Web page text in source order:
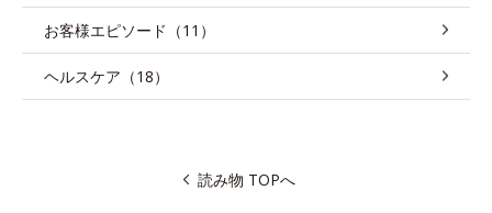
お客様エピソード（11）
ヘルスケア（18）
読み物 TOPへ